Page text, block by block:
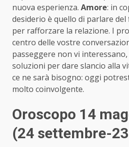
nuova esperienza. Amore: in
desiderio è quello di parlare
per rafforzare la relazione. I
centro delle vostre
passeggere non vi
soluzioni per dare slancio alla
ce ne sarà bisogno: oggi
molto coinvolgente.
Oroscopo 14
(24 settembre-